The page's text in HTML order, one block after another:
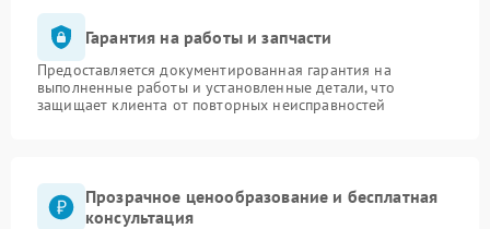
Гарантия на работы и запчасти
Предоставляется документированная гарантия на
выполненные работы и установленные детали, что
защищает клиента от повторных неисправностей
Прозрачное ценообразование и бесплатная
консультация